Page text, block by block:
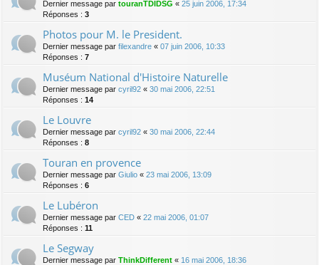
Dernier message par touranTDIDSG « 25 juin 2006, 17:34
Réponses : 3
Photos pour M. le President.
Dernier message par filexandre « 07 juin 2006, 10:33
Réponses : 7
Muséum National d'Histoire Naturelle
Dernier message par cyril92 « 30 mai 2006, 22:51
Réponses : 14
Le Louvre
Dernier message par cyril92 « 30 mai 2006, 22:44
Réponses : 8
Touran en provence
Dernier message par Giulio « 23 mai 2006, 13:09
Réponses : 6
Le Lubéron
Dernier message par CED « 22 mai 2006, 01:07
Réponses : 11
Le Segway
Dernier message par ThinkDifferent « 16 mai 2006, 18:36